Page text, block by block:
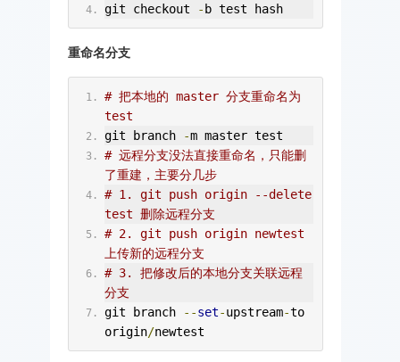
git checkout
- b test hash
重命名分支
# 把本地的 master 分支重命名为
test
git branch
-m master test
# 远程分支没法直接重命名，只能删
了重建，主要分几步
# 1. git push origin --delete
test 删除远程分支
# 2. git push origin newtest
上传新的远程分支
# 3. 把修改后的本地分支关联远程
分支
git branch
--set-upstream-to
origin/newtest